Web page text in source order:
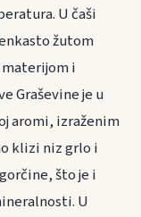
U čaši
žutom
materijom i
Graševine je u
aromi, izraženim
klizi niz grlo i
što je i
U